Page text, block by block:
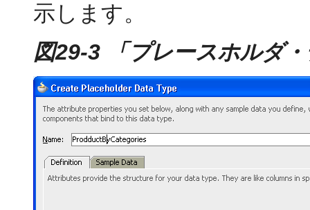
示します。
図29-3 「プレースホルダ